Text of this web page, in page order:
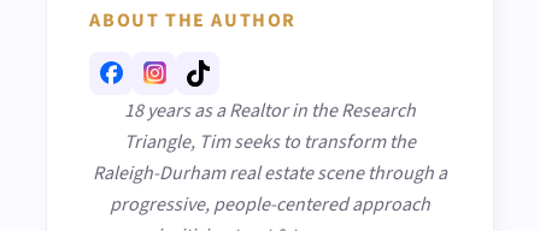
ABOUT THE AUTHOR
18 years as a Realtor in the Research
Triangle, Tim seeks to transform the
Raleigh-Durham real estate scene through a
progressive, people-centered approach